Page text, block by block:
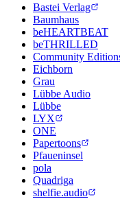
Bastei Verlag
Baumhaus
beHEARTBEAT
beTHRILLED
Community
Eichborn
Grau
Lübbe Audio
Lübbe
LYX
ONE
Papertoons
Pfaueninsel
pola
Quadriga
shelfie.audio